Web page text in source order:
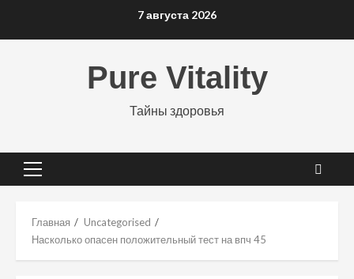
7 августа 2026
Pure Vitality
Тайны здоровья
Основное
Главная
Uncategorised
Насколько опасен положительный тест на впч 45